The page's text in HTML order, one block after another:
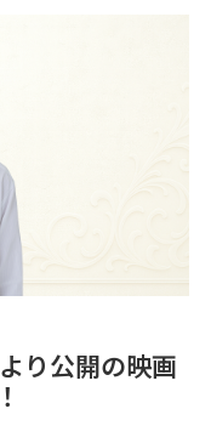
り公開の映画